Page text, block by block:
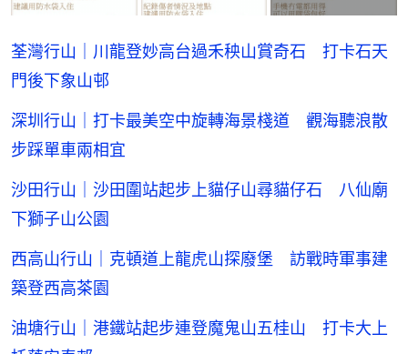
荃灣行山｜川龍登妙高台過禾秧山賞奇石 打卡石天
門後下象山邨
深圳行山｜打卡最美空中旋轉海景棧道 觀海聽浪散
步踩單車兩相宜
沙田行山｜沙田圍站起步上貓仔山尋貓仔石 八仙廟
下獅子山公園
西高山行山｜克頓道上龍虎山探廢堡 訪戰時軍事建
築登西高茶園
油塘行山｜港鐵站起步連登魔鬼山五桂山 打卡大上